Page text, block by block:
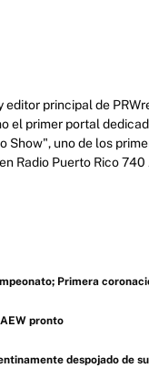
principal de
el primer portal
Show", uno de los
Radio Puerto Rico 740
Primera
pronto
despojado de